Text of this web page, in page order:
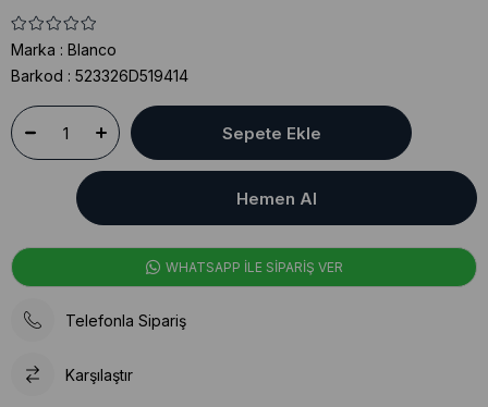
Marka : Blanco
Barkod : 523326D519414
WHATSAPP İLE SİPARİŞ VER
Telefonla Sipariş
Karşılaştır